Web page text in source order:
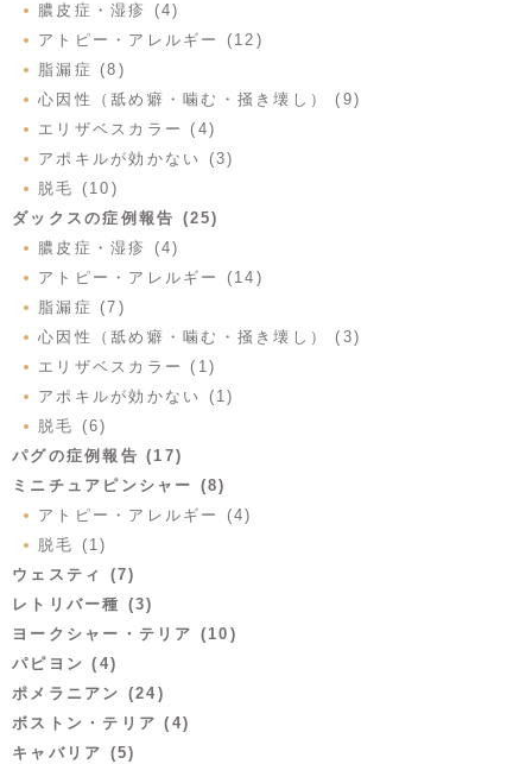
膿皮症・湿疹 (4)
アトピー・アレルギー (12)
脂漏症 (8)
心因性（舐め癖・噛む・掻き壊し） (9)
エリザベスカラー (4)
アポキルが効かない (3)
脱毛 (10)
ダックスの症例報告 (25)
膿皮症・湿疹 (4)
アトピー・アレルギー (14)
脂漏症 (7)
心因性（舐め癖・噛む・掻き壊し） (3)
エリザベスカラー (1)
アポキルが効かない (1)
脱毛 (6)
パグの症例報告 (17)
ミニチュアピンシャー (8)
アトピー・アレルギー (4)
脱毛 (1)
ウェスティ (7)
レトリバー種 (3)
ヨークシャー・テリア (10)
パピヨン (4)
ポメラニアン (24)
ボストン・テリア (4)
キャバリア (5)